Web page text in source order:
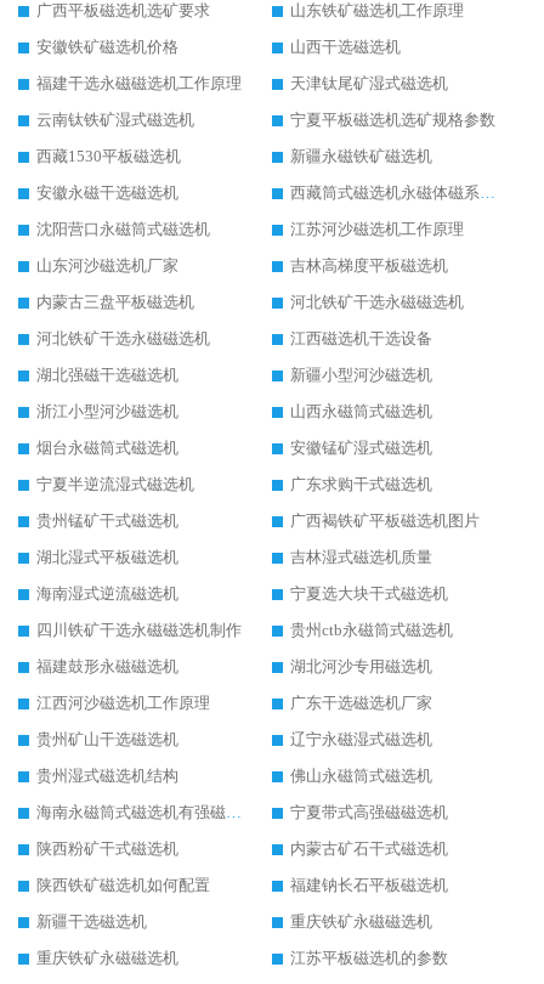
广西平板磁选机选矿要求
山东铁矿磁选机工作原理
安徽铁矿磁选机价格
山西干选磁选机
福建干选永磁磁选机工作原理
天津钛尾矿湿式磁选机
云南钛铁矿湿式磁选机
宁夏平板磁选机选矿规格参数
西藏1530平板磁选机
新疆永磁铁矿磁选机
安徽永磁干选磁选机
西藏筒式磁选机永磁体磁系设计
沈阳营口永磁筒式磁选机
江苏河沙磁选机工作原理
山东河沙磁选机厂家
吉林高梯度平板磁选机
内蒙古三盘平板磁选机
河北铁矿干选永磁磁选机
河北铁矿干选永磁磁选机
江西磁选机干选设备
湖北强磁干选磁选机
新疆小型河沙磁选机
浙江小型河沙磁选机
山西永磁筒式磁选机
烟台永磁筒式磁选机
安徽锰矿湿式磁选机
宁夏半逆流湿式磁选机
广东求购干式磁选机
贵州锰矿干式磁选机
广西褐铁矿平板磁选机图片
湖北湿式平板磁选机
吉林湿式磁选机质量
海南湿式逆流磁选机
宁夏选大块干式磁选机
四川铁矿干选永磁磁选机制作
贵州ctb永磁筒式磁选机
福建鼓形永磁磁选机
湖北河沙专用磁选机
江西河沙磁选机工作原理
广东干选磁选机厂家
贵州矿山干选磁选机
辽宁永磁湿式磁选机
贵州湿式磁选机结构
佛山永磁筒式磁选机
海南永磁筒式磁选机有强磁的吗
宁夏带式高强磁磁选机
陕西粉矿干式磁选机
内蒙古矿石干式磁选机
陕西铁矿磁选机如何配置
福建钠长石平板磁选机
新疆干选磁选机
重庆铁矿永磁磁选机
重庆铁矿永磁磁选机
江苏平板磁选机的参数